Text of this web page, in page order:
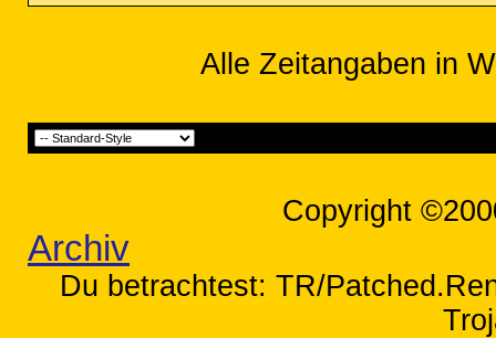
Alle Zeitangaben in
Copyright
Archiv
Du betrachtest: TR/